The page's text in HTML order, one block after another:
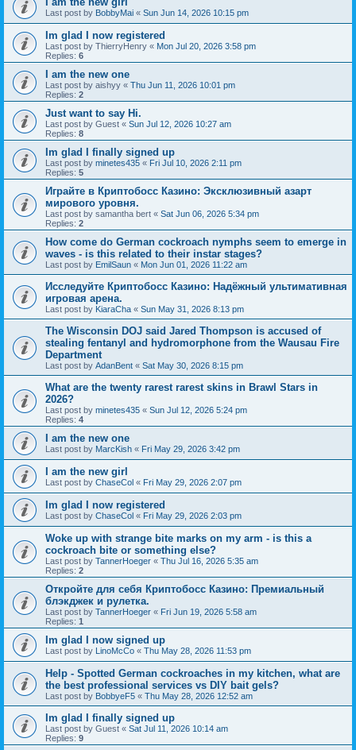
Last post by BobbyMai « Sun Jun 14, 2026 10:15 pm
Im glad I now registered
Last post by ThierryHenry « Mon Jul 20, 2026 3:58 pm
Replies: 6
I am the new one
Last post by aishyy « Thu Jun 11, 2026 10:01 pm
Replies: 2
Just want to say Hi.
Last post by Guest « Sun Jul 12, 2026 10:27 am
Replies: 8
Im glad I finally signed up
Last post by minetes435 « Fri Jul 10, 2026 2:11 pm
Replies: 5
Играйте в Криптобосс Казино: Эксклюзивный азарт
мирового уровня.
Last post by samantha bert « Sat Jun 06, 2026 5:34 pm
Replies: 2
How come do German cockroach nymphs seem to emerge in
waves - is this related to their instar stages?
Last post by EmilSaun « Mon Jun 01, 2026 11:22 am
Исследуйте Криптобосс Казино: Надёжный ультимативная
игровая арена.
Last post by KiaraCha « Sun May 31, 2026 8:13 pm
The Wisconsin DOJ said Jared Thompson is accused of
stealing fentanyl and hydromorphone from the Wausau Fire
Department
Last post by AdanBent « Sat May 30, 2026 8:15 pm
What are the twenty rarest rarest skins in Brawl Stars in
2026?
Last post by minetes435 « Sun Jul 12, 2026 5:24 pm
Replies: 4
I am the new one
Last post by MarcKish « Fri May 29, 2026 3:42 pm
I am the new girl
Last post by ChaseCol « Fri May 29, 2026 2:07 pm
Im glad I now registered
Last post by ChaseCol « Fri May 29, 2026 2:03 pm
Woke up with strange bite marks on my arm - is this a
cockroach bite or something else?
Last post by TannerHoeger « Thu Jul 16, 2026 5:35 am
Replies: 2
Откройте для себя Криптобосс Казино: Премиальный
блэкджек и рулетка.
Last post by TannerHoeger « Fri Jun 19, 2026 5:58 am
Replies: 1
Im glad I now signed up
Last post by LinoMcCo « Thu May 28, 2026 11:53 pm
Help - Spotted German cockroaches in my kitchen, what are
the best professional services vs DIY bait gels?
Last post by BobbyeF5 « Thu May 28, 2026 12:52 am
Im glad I finally signed up
Last post by Guest « Sat Jul 11, 2026 10:14 am
Replies: 9